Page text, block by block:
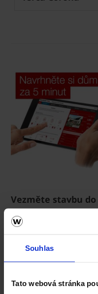
Souhlas
Tato webová stránka
Vezměte stavbu
Komplexní nastavení
ZAČÍT NOVOU